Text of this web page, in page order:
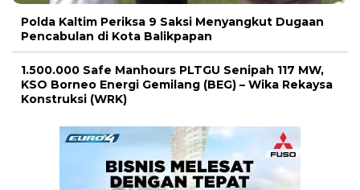
Polda Kaltim Periksa 9 Saksi Menyangkut Dugaan
Pencabulan di Kota Balikpapan
1.500.000 Safe Manhours PLTGU Senipah 117 MW,
KSO Borneo Energi Gemilang (BEG) – Wika Rekaysa
Konstruksi (WRK)